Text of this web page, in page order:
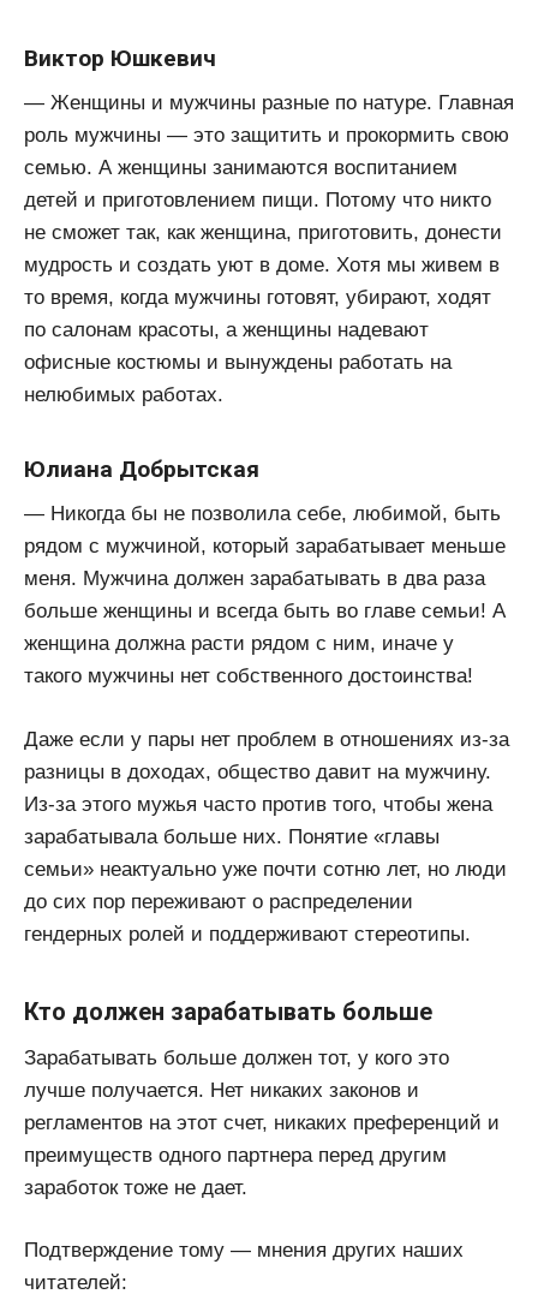
Виктор Юшкевич
— Женщины и мужчины разные по натуре. Главная
роль мужчины — это защитить и прокормить свою
семью. А женщины занимаются воспитанием
детей и приготовлением пищи. Потому что никто
не сможет так, как женщина, приготовить, донести
мудрость и создать уют в доме. Хотя мы живем в
то время, когда мужчины готовят, убирают, ходят
по салонам красоты, а женщины надевают
офисные костюмы и вынуждены работать на
нелюбимых работах.
Юлиана Добрытская
— Никогда бы не позволила себе, любимой, быть
рядом с мужчиной, который зарабатывает меньше
меня. Мужчина должен зарабатывать в два раза
больше женщины и всегда быть во главе семьи! А
женщина должна расти рядом с ним, иначе у
такого мужчины нет собственного достоинства!
Даже если у пары нет проблем в отношениях из-за
разницы в доходах, общество давит на мужчину.
Из-за этого мужья часто против того, чтобы жена
зарабатывала больше них. Понятие «главы
семьи» неактуально уже почти сотню лет, но люди
до сих пор переживают о распределении
гендерных ролей и поддерживают стереотипы.
Кто должен зарабатывать больше
Зарабатывать больше должен тот, у кого это
лучше получается. Нет никаких законов и
регламентов на этот счет, никаких преференций и
преимуществ одного партнера перед другим
заработок тоже не дает.
Подтверждение тому — мнения других наших
читателей: